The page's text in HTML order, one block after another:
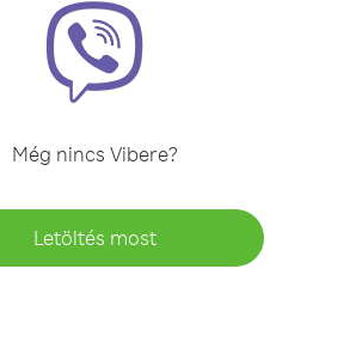
Még nincs Vibere?
Letöltés most